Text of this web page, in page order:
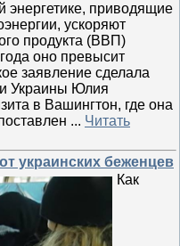
энергетике, приводящие
ускоряют
продукта (ВВП)
оно превысит
заявление сделала
Украины Юлия
в Вашингтон, где она
... Читать
украинских беженцев
Как